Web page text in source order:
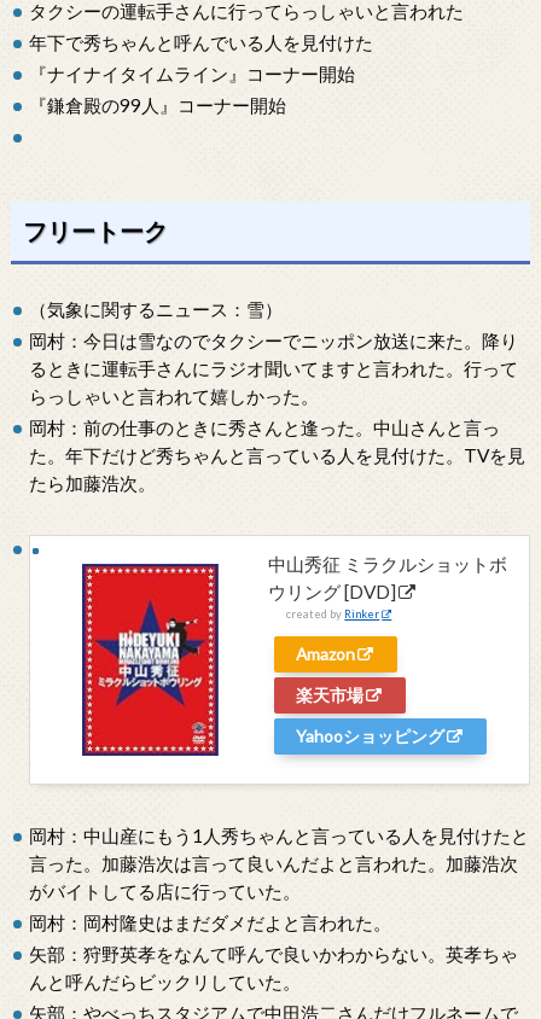
タクシーの運転手さんに行ってらっしゃいと言われた
年下で秀ちゃんと呼んでいる人を見付けた
『ナイナイタイムライン』コーナー開始
『鎌倉殿の99人』コーナー開始
フリートーク
（気象に関するニュース：雪）
岡村：今日は雪なのでタクシーでニッポン放送に来た。降り
るときに運転手さんにラジオ聞いてますと言われた。行って
らっしゃいと言われて嬉しかった。
岡村：前の仕事のときに秀さんと逢った。中山さんと言っ
た。年下だけど秀ちゃんと言っている人を見付けた。TVを見
たら加藤浩次。
中山秀征 ミラクルショットボ
ウリング [DVD]
created by Rinker
Amazon
楽天市場
Yahooショッピング
岡村：中山産にもう1人秀ちゃんと言っている人を見付けたと
言った。加藤浩次は言って良いんだよと言われた。加藤浩次
がバイトしてる店に行っていた。
岡村：岡村隆史はまだダメだよと言われた。
矢部：狩野英孝をなんて呼んで良いかわからない。英孝ちゃ
んと呼んだらビックリしていた。
矢部：やべっちスタジアムで中田浩二さんだけフルネームで